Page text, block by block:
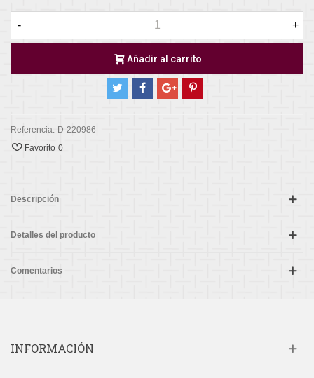
- +
Añadir al carrito
Referencia: D-220986
Favorito 0
Descripción
Detalles del producto
Comentarios
INFORMACIÓN